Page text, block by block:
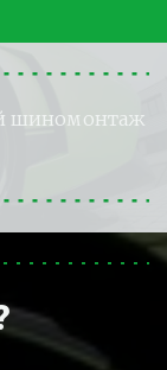
шиномонтаж